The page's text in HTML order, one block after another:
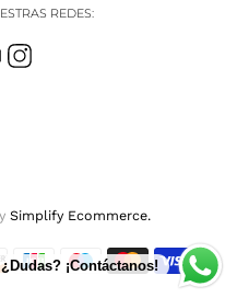
REDES:
Simplify Ecommerce.
¿Dudas? ¡Contáctanos!